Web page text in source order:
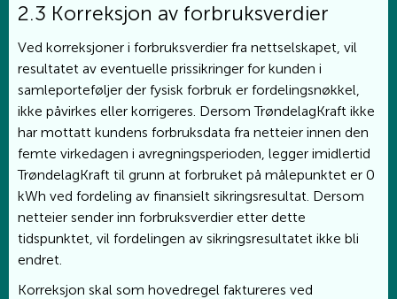
2.3 Korreksjon av forbruksverdier
Ved korreksjoner i forbruksverdier fra nettselskapet, vil
resultatet av eventuelle prissikringer for kunden i
samleporteføljer der fysisk forbruk er fordelingsnøkkel,
ikke påvirkes eller korrigeres. Dersom TrøndelagKraft ikke
har mottatt kundens forbruksdata fra netteier innen den
femte virkedagen i avregningsperioden, legger imidlertid
TrøndelagKraft til grunn at forbruket på målepunktet er 0
kWh ved fordeling av finansielt sikringsresultat. Dersom
netteier sender inn forbruksverdier etter dette
tidspunktet, vil fordelingen av sikringsresultatet ikke bli
endret.
Korreksjon skal som hovedregel faktureres ved